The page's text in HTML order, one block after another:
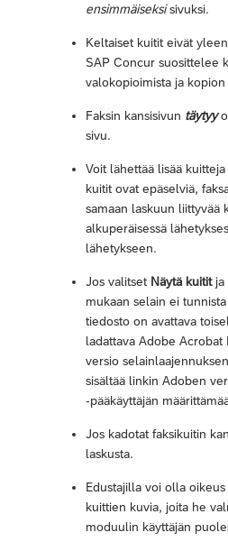
ensimmäiseksisivuksi.
Keltaiset kuitit eivät
SAP Concur suosittelee
valokopioimista ja kopion
Faksin kansisivun täytyy
sivu.
Voit lähettää lisää
kuitit ovat epäselviä,
samaan laskuun liittyvää
alkuperäisessä
lähetykseen.
Jos valitset Näytä kuititja
mukaan selain ei
tiedosto on avattava
ladattava Adobe
versio
sisältää linkin Adoben
-pääkäyttäjän
Jos kadotat faksikuitin
laskusta.
Edustajilla voi olla
kuittien kuvia, joita he
moduulin käyttäjän